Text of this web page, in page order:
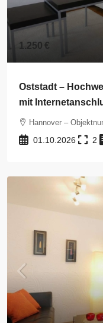
1.250 €
Oststadt –
mit
Hannover –
01.10.2026 2